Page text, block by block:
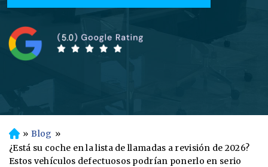
In
ici
o
» Blog »
¿Está su coche en la lista de llamadas a revisión de 2026?
Estos vehículos defectuosos podrían ponerlo en serio